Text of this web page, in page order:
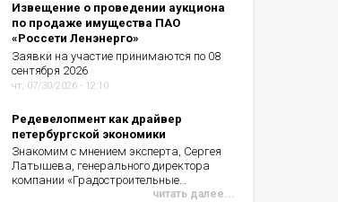
Извещение о проведении аукциона
по продаже имущества ПАО
«Россети Ленэнерго»
Заявки на участие принимаются по 08
сентября 2026
чт, 07/30/2026 - 12:10
Редевелопмент как драйвер
петербургской экономики
Знакомим с мнением эксперта, Сергея
Латышева, генерального директора
компании «Градостроительные…
читать далее...